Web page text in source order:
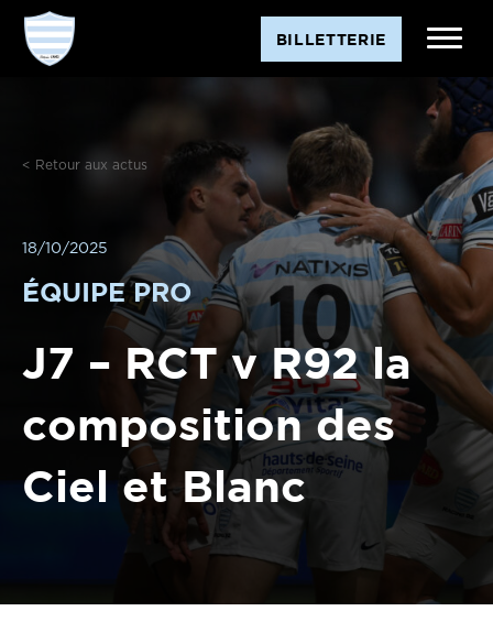
BILLETTERIE
< Retour aux actus
18/10/2025
ÉQUIPE PRO
J7 – RCT v R92 la
composition des
Ciel et Blanc